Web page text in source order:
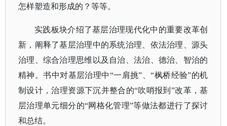
怎样塑造和形成的？等等。
实践板块介绍了基层治理现代化中的重要改革创
新，阐释了基层治理中的系统治理、依法治理、源头
治理、综合治理思维以及自治、法治、德治、智治的
精神。书中对基层治理中“一肩挑”、“枫桥经验”的机
制设计，治理资源下沉并整合的“吹哨报到”改革，基
层治理单元细分的“网格化管理”等做法都进行了探讨
和总结。